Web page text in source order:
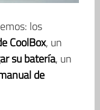
los
CoolBox, un
su batería, un
de